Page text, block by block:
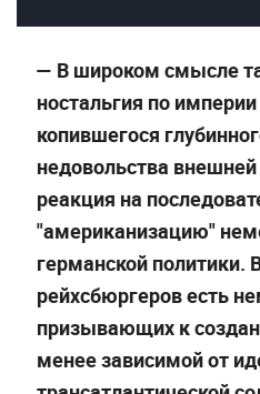
— В широком смысле
ностальгия по
копившегося
недовольства
реакция на
"американизацию"
германской политики.
рейхсбюргеров есть
призывающих к
менее зависимой от